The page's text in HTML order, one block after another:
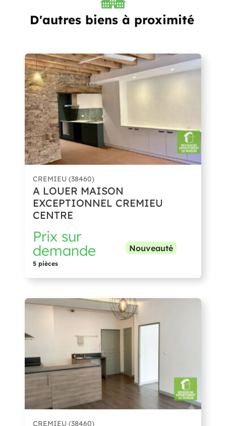
D'autres biens à proximité
CREMIEU (38460)
A LOUER MAISON
EXCEPTIONNEL CREMIEU
CENTRE
Prix sur
demande
5 pièces
Nouveauté
CREMIEU (38460)